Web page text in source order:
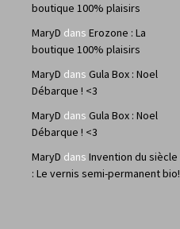
boutique 100% plaisirs
MaryD dans Erozone : La
boutique 100% plaisirs
MaryD dans Gula Box : Noel
Débarque ! <3
MaryD dans Gula Box : Noel
Débarque ! <3
MaryD dans Invention du siècle
: Le vernis semi-permanent bio!